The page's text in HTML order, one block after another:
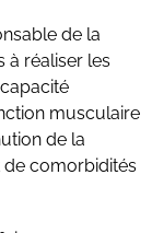
de la
à réaliser les
musculaire
de la
comorbidités